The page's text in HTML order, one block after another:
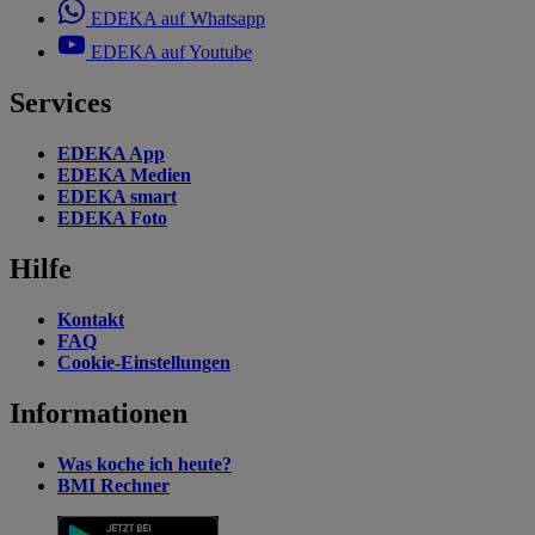
EDEKA auf Whatsapp
EDEKA auf Youtube
Services
EDEKA App
EDEKA Medien
EDEKA smart
EDEKA Foto
Hilfe
Kontakt
FAQ
Cookie-Einstellungen
Informationen
Was koche ich heute?
BMI Rechner